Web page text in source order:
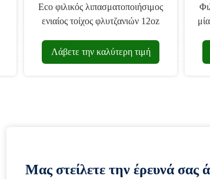
Eco φιλικός λιπασματοποιήσιμος
ενιαίος τοίχος φλυτζανιών 12oz
Λάβετε την καλύτερη τιμή
Μας στείλετε την έρευνά σας